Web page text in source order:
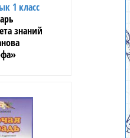
1 класс
знаний